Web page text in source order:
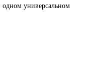
одном универсальном